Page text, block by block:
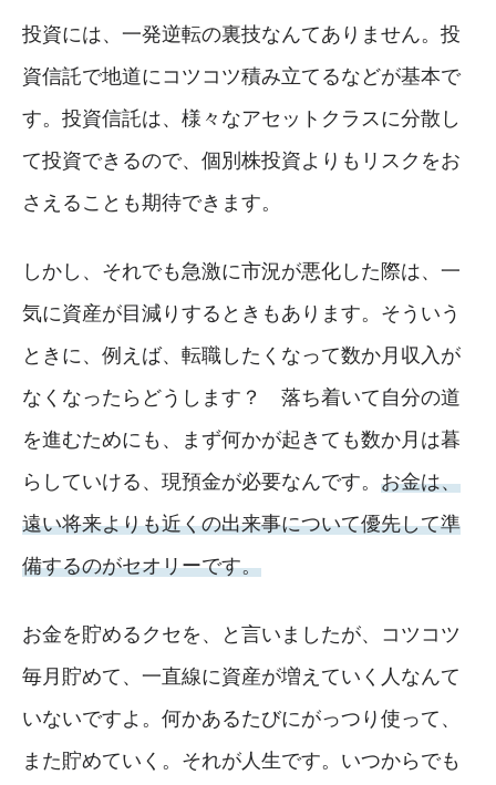
投資には、一発逆転の裏技なんてありません。投
資信託で地道にコツコツ積み立てるなどが基本で
す。投資信託は、様々なアセットクラスに分散し
て投資できるので、個別株投資よりもリスクをお
さえることも期待できます。
しかし、それでも急激に市況が悪化した際は、一
気に資産が目減りするときもあります。そういう
ときに、例えば、転職したくなって数か月収入が
なくなったらどうします？ 落ち着いて自分の道
を進むためにも、まず何かが起きても数か月は暮
らしていける、現預金が必要なんです。 お金は、
遠い将来よりも近くの出来事について優先して準
備するのがセオリーです。
お金を貯めるクセを、と言いましたが、コツコツ
毎月貯めて、一直線に資産が増えていく人なんて
いないですよ。何かあるたびにがっつり使って、
また貯めていく。それが人生です。いつからでも